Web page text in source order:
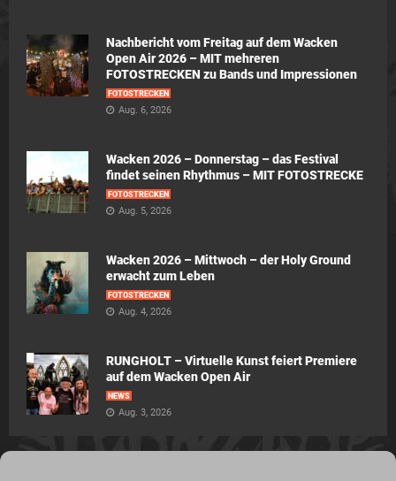
Nachbericht vom Freitag auf dem Wacken
Open Air 2026 – MIT mehreren
FOTOSTRECKEN zu Bands und Impressionen
FOTOSTRECKEN
Aug. 6, 2026
Wacken 2026 – Donnerstag – das Festival
findet seinen Rhythmus – MIT FOTOSTRECKE
FOTOSTRECKEN
Aug. 5, 2026
Wacken 2026 – Mittwoch – der Holy Ground
erwacht zum Leben
FOTOSTRECKEN
Aug. 4, 2026
RUNGHOLT – Virtuelle Kunst feiert Premiere
auf dem Wacken Open Air
NEWS
Aug. 3, 2026